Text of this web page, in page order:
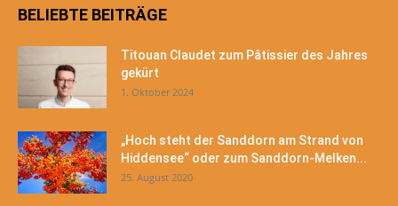
BELIEBTE BEITRÄGE
Titouan Claudet zum Pâtissier des Jahres
gekürt
1. Oktober 2024
„Hoch steht der Sanddorn am Strand von
Hiddensee“ oder zum Sanddorn-Melken...
25. August 2020